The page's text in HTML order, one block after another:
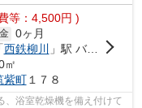
等：4,500円 )
0ヶ月
西鉄柳川
」駅 バス14分 「柳川病院前」 停歩3分
㎡
紫町１７８
、浴室乾燥機を備え付けて